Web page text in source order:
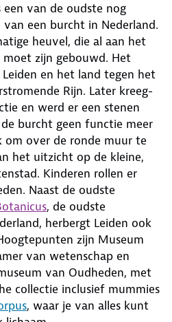
van de oudste nog
een burcht in Nederland.
heuvel, die al aan het
zijn gebouwd. Het
en het land tegen het
Rijn. Later kreeg-
en werd er een stenen
burcht geen functie meer
om over de ronde muur te
het uitzicht op de kleine,
Kinderen rollen er
Naast de oudste
, de oudste
herbergt Leiden ook
zijn Museum
van wetenschap en
van Oudheden, met
collectie inclusief mummies
, waar je van alles kunt